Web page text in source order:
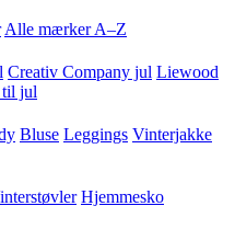
Alle mærker A–Z
Creativ Company jul Liewood
til jul
Bluse Leggings Vinterjakke
Hjemmesko